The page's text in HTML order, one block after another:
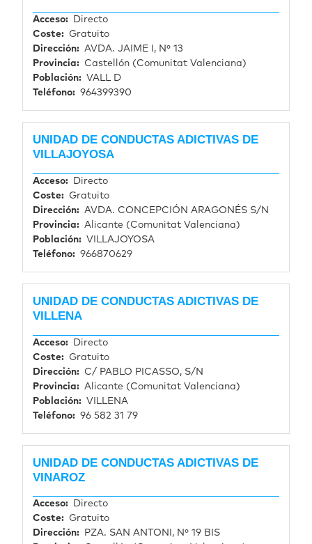
Acceso
Directo
Coste
Gratuito
Dirección
AVDA. JAIME I, Nº 13
Provincia
Castellón (Comunitat Valenciana)
Población
VALL D
Teléfono
964399390
UNIDAD DE CONDUCTAS ADICTIVAS DE
VILLAJOYOSA
Acceso
Directo
Coste
Gratuito
Dirección
AVDA. CONCEPCIÓN ARAGONÉS S/N
Provincia
Alicante (Comunitat Valenciana)
Población
VILLAJOYOSA
Teléfono
966870629
UNIDAD DE CONDUCTAS ADICTIVAS DE
VILLENA
Acceso
Directo
Coste
Gratuito
Dirección
C/ PABLO PICASSO, S/N
Provincia
Alicante (Comunitat Valenciana)
Población
VILLENA
Teléfono
96 582 31 79
UNIDAD DE CONDUCTAS ADICTIVAS DE
VINAROZ
Acceso
Directo
Coste
Gratuito
Dirección
PZA. SAN ANTONI, Nº 19 BIS